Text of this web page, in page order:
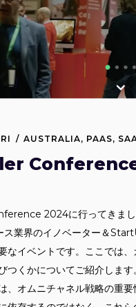
AUSTRALIA, PAAS,
2024に行ってきまし
業界のイノベーター＆
なイベントです。ここでは
つくかについてご紹介しま
、オムニチャネル戦略の重